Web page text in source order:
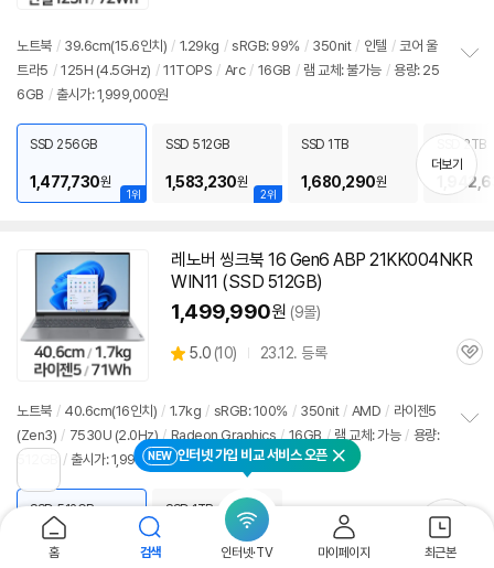
노트북 / 39.6cm(15.6인치) / 1.29kg / sRGB: 99% / 350nit / 인텔 / 코어 울
트라5 / 125H (4.5GHz) / 11TOPS / Arc / 16GB / 램 교체: 불가능 / 용량: 25
6GB / 출시가: 1,999,000원
치
기
1위
SSD 256GB
1,477,730원
2위
SSD 512GB
1,583,230원
SSD 1TB
1,680,290원
SSD 2TB
더보기
레노버 씽크북 16 Gen6 ABP 21KK004NKR
WIN11 (SSD 512GB)
1,499,990원 (9몰)
별
5.0 (상
10) 23.12. 등록
관
노트북 / 40.6cm(16인치) / 1.7kg / sRGB: 100% / 350nit / AMD / 라이젠5
(Zen3) / 7530U (2.0Hz) / Radeon Graphics / 16GB / 램교체: 가능 / 용량:
512GB
/ 출시가: 1,999,000원
SSD 512GB
1,499,990
1위
SSD 1TB
1,459,990원
더보기
전
페
이
지
NEW 인터넷 가입 비교 서비스 오픈 닫기
홈 검색 인터넷·TV 마이페이지 최근본